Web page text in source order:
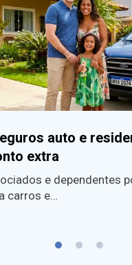
auto e
extra
e dependentes
carros e…